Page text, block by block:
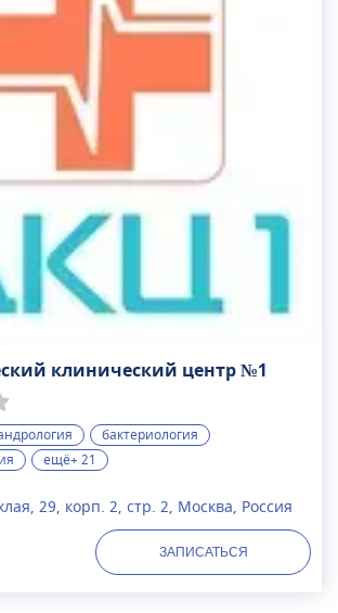
клинический центр №1
бактериология
ещё+ 21
29, корп. 2, стр. 2, Москва, Россия
ЗАПИСАТЬСЯ